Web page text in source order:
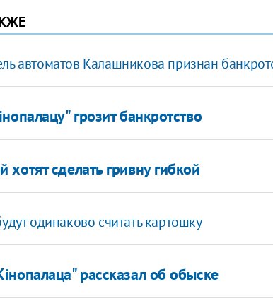
автоматов Калашникова признан
грозит банкротство
хотят сделать гривну гибкой
одинаково считать картошку
рассказал об обыске